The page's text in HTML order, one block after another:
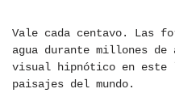
Vale cada centavo. Las
agua durante millones de
visual hipnótico en este
paisajes del mundo.